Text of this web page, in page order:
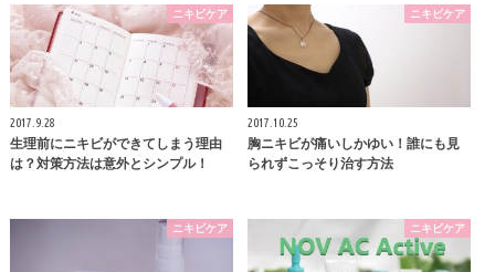
ニキビケア
2017.9.28
生理前にニキビができてしまう理由
は？対策方法は意外とシンプル！
ニキビケア
2017.10.25
胸ニキビが痛いしかゆい！誰にも見
られずこっそり治す方法
ニキビケア ニキビケア